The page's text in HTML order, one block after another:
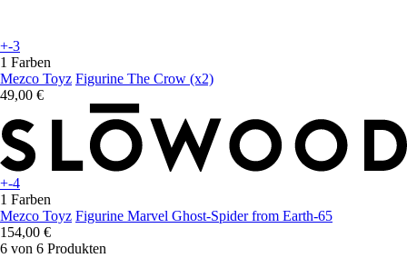
+-3
1 Farben
Mezco Toyz Figurine The Crow (x2)
49,00 €
+-4
1 Farben
Mezco Toyz Figurine Marvel Ghost-Spider from Earth-65
154,00 €
6 von 6 Produkten